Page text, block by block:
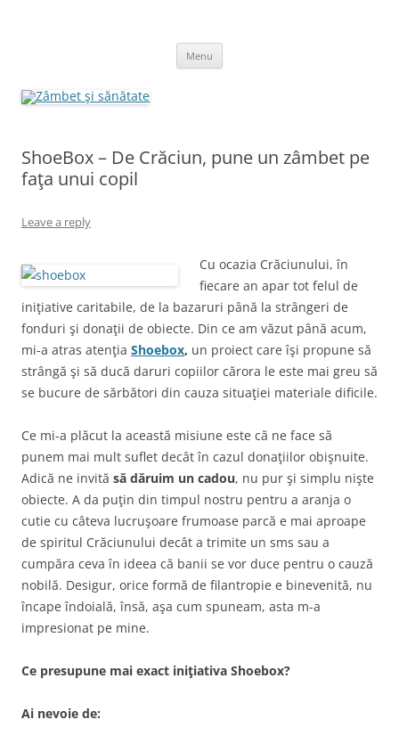
Menu
ShoeBox – De Crăciun, pune un zâmbet pe
faţa unui copil
Leave a reply
Cu ocazia Crăciunului, în
fiecare an apar tot felul de
iniţiative caritabile, de la bazaruri până la strângeri de
fonduri şi donaţii de obiecte. Din ce am văzut până acum,
mi-a atras atenţia Shoebox, un proiect care îşi propune să
strângă şi să ducă daruri copiilor cărora le este mai greu să
se bucure de sărbători din cauza situaţiei materiale dificile.
Ce mi-a plăcut la această misiune este că ne face să
punem mai mult suflet decât în cazul donaţiilor obişnuite.
Adică ne invită să dăruim un cadou, nu pur şi simplu nişte
obiecte. A da puţin din timpul nostru pentru a aranja o
cutie cu câteva lucruşoare frumoase parcă e mai aproape
de spiritul Crăciunului decât a trimite un sms sau a
cumpăra ceva în ideea că banii se vor duce pentru o cauză
nobilă. Desigur, orice formă de filantropie e binevenită, nu
încape îndoială, însă, aşa cum spuneam, asta m-a
impresionat pe mine.
Ce presupune mai exact iniţiativa Shoebox?
Ai nevoie de: